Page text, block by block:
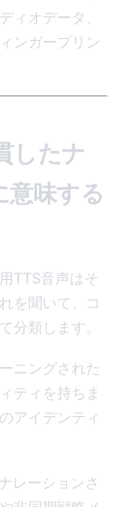
ィオデータ、
ンガープリン
したナ
意味する
TTS音声はそ
を聞いて、コ
分類します。
ニングされた
ティを持ちま
アイデンティ
レーションさ